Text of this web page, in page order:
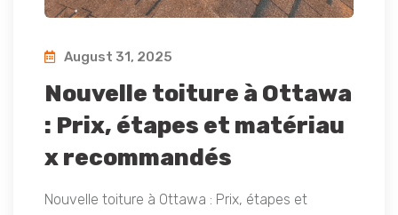
August 31, 2025
Nouvelle toiture à Ottawa
: Prix, étapes et matériau
x recommandés
Nouvelle toiture à Ottawa : Prix, étapes et